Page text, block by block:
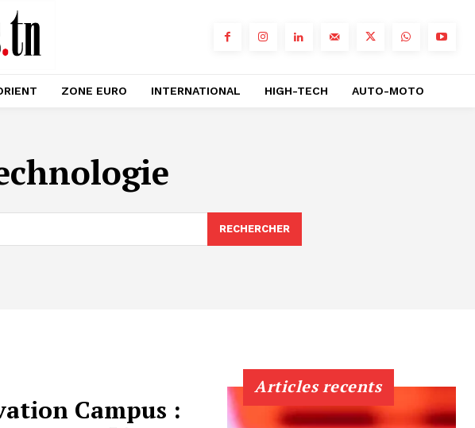
ZONE EURO INTERNATIONAL HIGH-TECH AUTO-MOTO
RECHERCHER
Campus :
Articles recents